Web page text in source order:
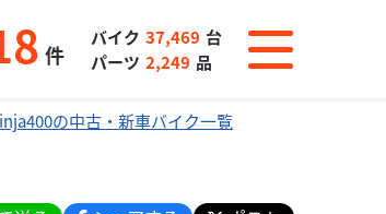
件
バイク 37,469 台
パーツ 2,249 品
の中古・新車バイク一覧